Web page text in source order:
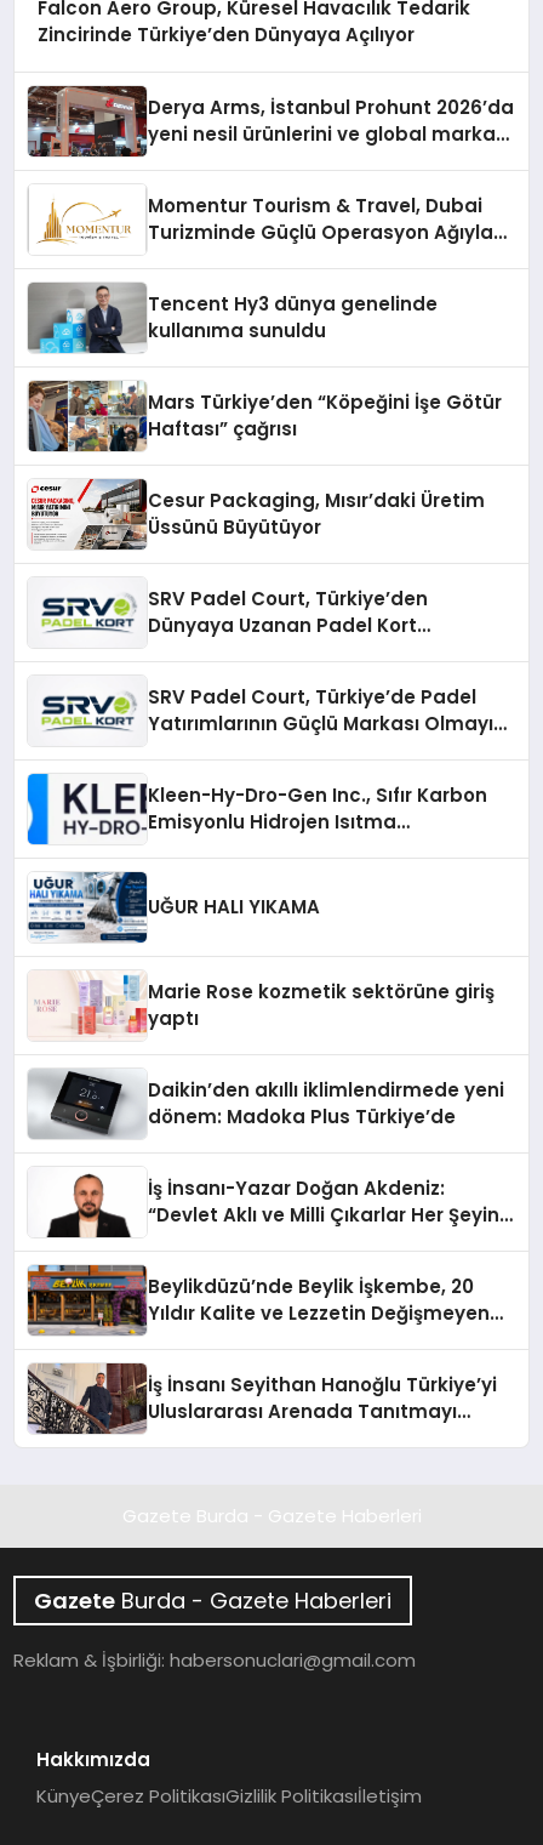
Falcon Aero Group, Küresel Havacılık Tedarik
Zincirinde Türkiye’den Dünyaya Açılıyor
Derya Arms, İstanbul Prohunt 2026’da
yeni nesil ürünlerini ve global marka
Momentur Tourism & Travel, Dubai
Turizminde Güçlü Operasyon Ağıyla
Tencent Hy3 dünya genelinde
kullanıma sunuldu
Mars Türkiye’den “Köpeğini İşe Götür
Haftası” çağrısı
Cesur Packaging, Mısır’daki Üretim
Üssünü Büyütüyor
SRV Padel Court, Türkiye’den
Dünyaya Uzanan Padel Kort
SRV Padel Court, Türkiye’de Padel
Yatırımlarının Güçlü Markası Olmayı
Kleen-Hy-Dro-Gen Inc., Sıfır Karbon
Emisyonlu Hidrojen Isıtma
UĞUR HALI YIKAMA
Marie Rose kozmetik sektörüne giriş
yaptı
Daikin’den akıllı iklimlendirmede yeni
dönem: Madoka Plus Türkiye’de
İş İnsanı-Yazar Doğan Akdeniz:
“Devlet Aklı ve Milli Çıkarlar Her Şeyin
Beylikdüzü’nde Beylik İşkembe, 20
Yıldır Kalite ve Lezzetin Değişmeyen
İş İnsanı Seyithan Hanoğlu Türkiye’yi
Uluslararası Arenada Tanıtmayı
Gazete Burda - Gazete Haberleri
Gazete Burda - Gazete Haberleri
Reklam & İşbirliği:habersonuclari@gmail.com
Hakkımızda
KünyeÇerez PolitikasıGizlilik Politikasıİletişim